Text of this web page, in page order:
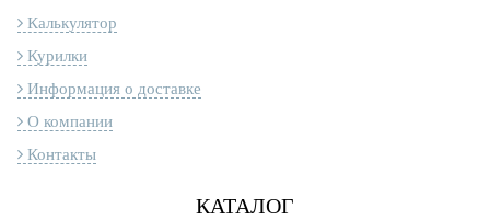
Калькулятор
Курилки
Информация о доставке
О компании
Контакты
КАТАЛОГ